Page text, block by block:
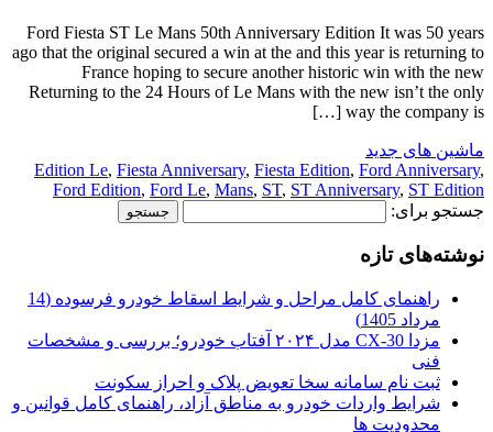
Ford Fiesta ST Le Mans 50th Anniversary Edition It was 50 years
ago that the original secured a win at the and this year is returning to
France hoping to secure another historic win with the new
Returning to the 24 Hours of Le Mans with the new isn’t the only
way the company is […]
ماشین های جدید
Edition Le, Fiesta Anniversary, Fiesta Edition, Ford Anniversary,
Ford Edition, Ford Le, Mans, ST, ST Anniversary, ST Edition
جستجو برای:
نوشته‌های تازه
راهنمای کامل مراحل و شرایط اسقاط خودرو فرسوده (14
مرداد 1405)
مزدا CX-30 مدل ۲۰۲۴ آفتاب خودرو؛ بررسی و مشخصات
فنی
ثبت نام سامانه سخا تعویض پلاک و احراز سکونت
شرایط واردات خودرو به مناطق آزاد، راهنمای کامل قوانین و
محدودیت ها